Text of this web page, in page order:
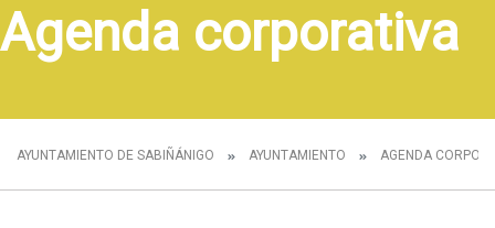
Agenda corporativa
AYUNTAMIENTO DE SABIÑÁNIGO AYUNTAMIENTO AGENDA